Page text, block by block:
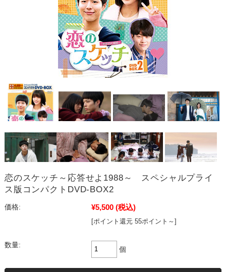
恋のスケッチ～応答せよ1988～ スペシャルプライ
ス版コンパクトDVD-BOX2
価格: ¥5,500 (税込)
[ポイント還元 55ポイント～]
数量:
個